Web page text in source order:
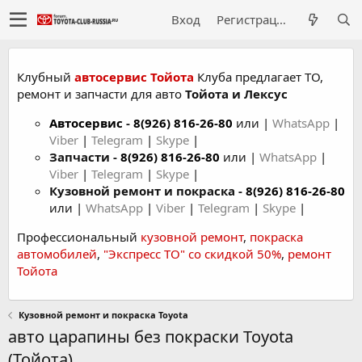
Вход Регистрация
Клубный автосервис Тойота Клуба предлагает ТО,
ремонт и запчасти для авто Тойота и Лексус
Автосервис - 8(926) 816-26-80 или | WhatsApp |
Viber | Telegram | Skype |
Запчасти - 8(926) 816-26-80 или | WhatsApp |
Viber | Telegram | Skype |
Кузовной ремонт и покраска - 8(926) 816-26-80
или | WhatsApp | Viber | Telegram | Skype |
Профессиональный кузовной ремонт, покраска
автомобилей, "Экспресс ТО" со скидкой 50%, ремонт
Тойота
Кузовной ремонт и покраска Toyota
авто царапины без покраски Toyota